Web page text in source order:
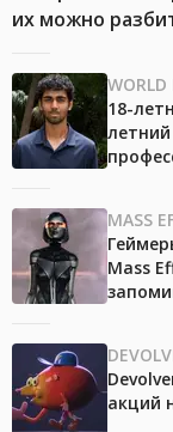
их можно
WORLD
18-
MASS
Mass
акций